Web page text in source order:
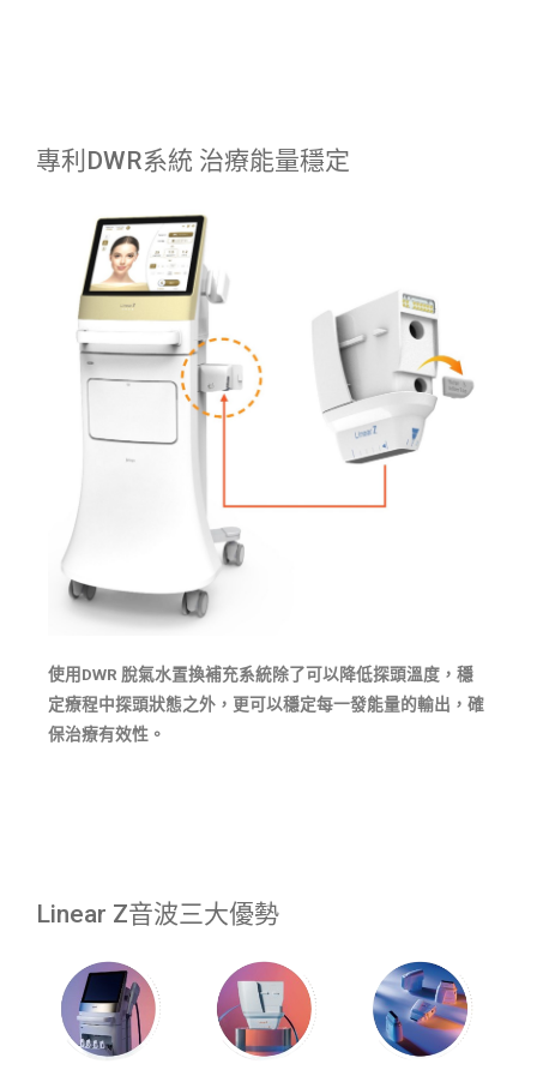
專利DWR系統 治療能量穩定
使用 DWR 脫氣水置換補充系統除了可以降低探頭溫度，穩
定療程中探頭狀態之外，更可以穩定每一發能量的輸出，確
保治療有效性。
Linear Z音波三大優勢